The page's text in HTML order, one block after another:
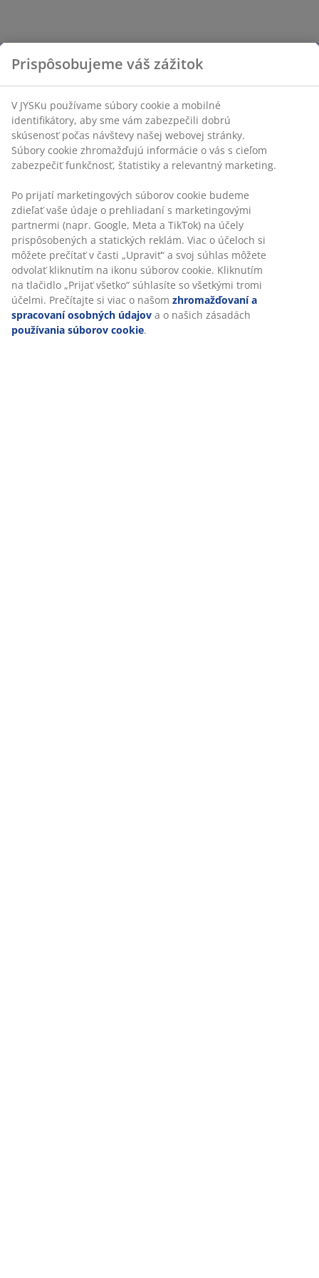
Prispôsobujeme váš zážitok
V JYSKu používame súbory cookie a mobilné
identifikátory, aby sme vám zabezpečili dobrú
skúsenosť počas návštevy našej webovej stránky.
Súbory cookie zhromažďujú informácie o vás s cieľom
zabezpečiť funkčnosť, štatistiky a relevantný marketing.
Po prijatí marketingových súborov cookie budeme
zdieľať vaše údaje o prehliadaní s marketingovými
partnermi (napr. Google, Meta a TikTok) na účely
prispôsobených a statických reklám. Viac o účeloch si
môžete prečítať v časti „Upraviť“ a svoj súhlas môžete
odvolať kliknutím na ikonu súborov cookie. Kliknutím
na tlačidlo „Prijať všetko“ súhlasíte so všetkými tromi
účelmi. Prečítajte si viac o našom zhromažďovaní a
spracovaní osobných údajov a o našich zásadách
používania súborov cookie.